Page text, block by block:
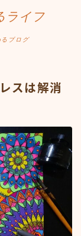
ライフ
ブログ
スは解消